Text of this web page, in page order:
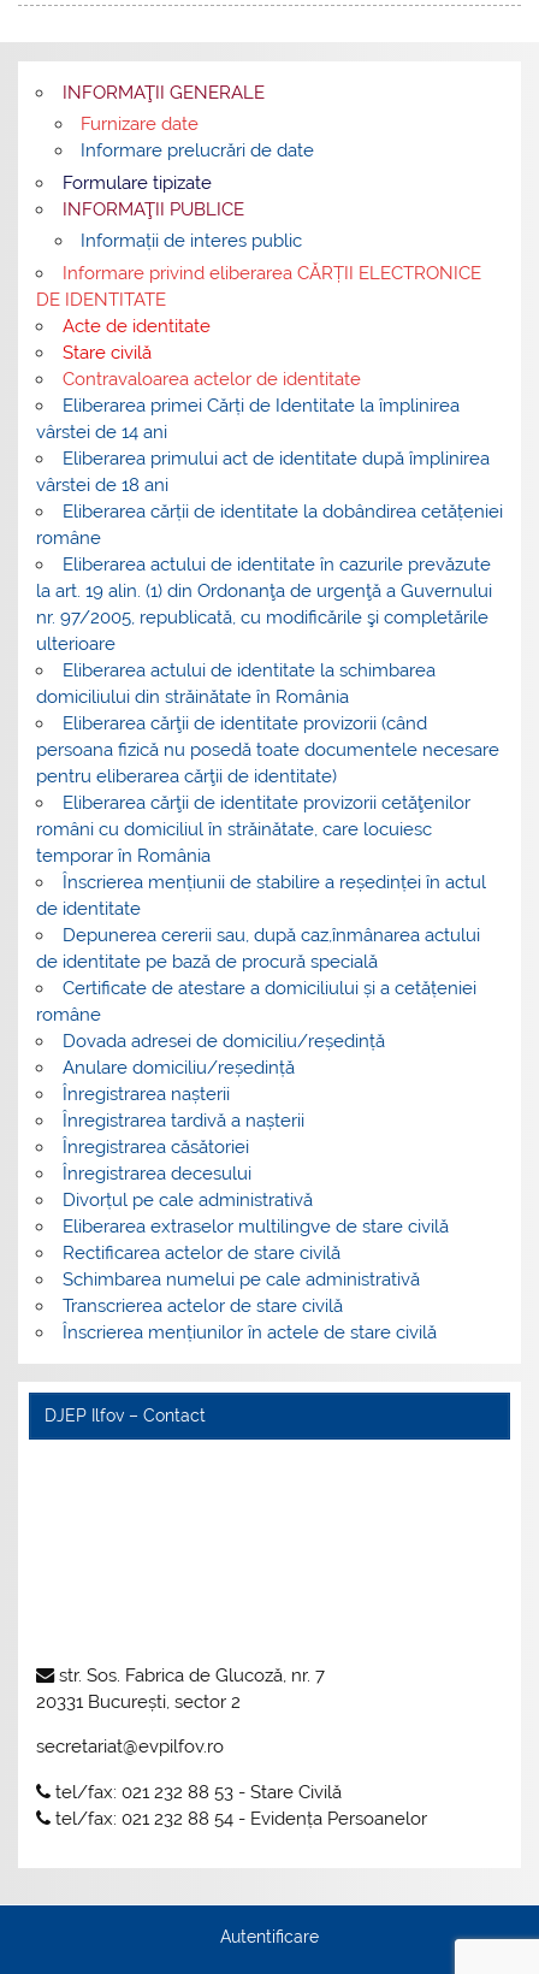
INFORMAŢII GENERALE
Furnizare date
Informare prelucrări de date
Formulare tipizate
INFORMAŢII PUBLICE
Informații de interes public
Informare privind eliberarea CĂRȚII ELECTRONICE
DE IDENTITATE
Acte de identitate
Stare civilă
Contravaloarea actelor de identitate
Eliberarea primei Cărți de Identitate la împlinirea
vârstei de 14 ani
Eliberarea primului act de identitate după împlinirea
vârstei de 18 ani
Eliberarea cărții de identitate la dobândirea cetățeniei
române
Eliberarea actului de identitate în cazurile prevăzute
la art. 19 alin. (1) din Ordonanţa de urgenţă a Guvernului
nr. 97/2005, republicată, cu modificările şi completările
ulterioare
Eliberarea actului de identitate la schimbarea
domiciliului din străinătate în România
Eliberarea cărţii de identitate provizorii (când
persoana fizică nu posedă toate documentele necesare
pentru eliberarea cărţii de identitate)
Eliberarea cărţii de identitate provizorii cetăţenilor
români cu domiciliul în străinătate, care locuiesc
temporar în România
Înscrierea mențiunii de stabilire a reședinței în actul
de identitate
Depunerea cererii sau, după caz,înmânarea actului
de identitate pe bază de procură specială
Certificate de atestare a domiciliului și a cetățeniei
române
Dovada adresei de domiciliu/reședință
Anulare domiciliu/reședință
Înregistrarea nașterii
Înregistrarea tardivă a nașterii
Înregistrarea căsătoriei
Înregistrarea decesului
Divorțul pe cale administrativă
Eliberarea extraselor multilingve de stare civilă
Rectificarea actelor de stare civilă
Schimbarea numelui pe cale administrativă
Transcrierea actelor de stare civilă
Înscrierea mențiunilor în actele de stare civilă
DJEP Ilfov – Contact
str. Sos. Fabrica de Glucoză, nr. 7
20331 București, sector 2
secretariat@evpilfov.ro
tel/fax: 021 232 88 53 - Stare Civilă
tel/fax: 021 232 88 54 - Evidența Persoanelor
Autentificare